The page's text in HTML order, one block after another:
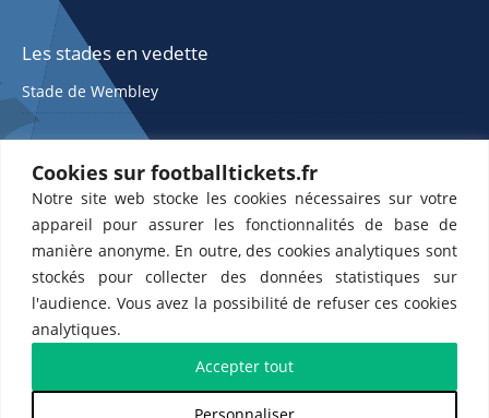
Cookies sur footballtickets.fr
Notre site web stocke les cookies nécessaires sur votre
appareil pour assurer les fonctionnalités de base de
manière anonyme. En outre, des cookies analytiques sont
stockés pour collecter des données statistiques sur
l'audience. Vous avez la possibilité de refuser ces cookies
analytiques.
Personnaliser
Accepter tout
Les stades en vedette
Stade de Wembley
ETTS 365 SL, Rambla de Catalunya 38, 8, 1, 08007 Barcelone, Espagne |
Partenaires de l'US Changé 53 💙et de l'US Bretons de Paris 🤍